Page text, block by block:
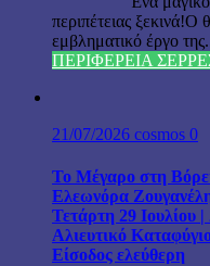
περιπέτειας
εμβληματικό έργο
ΠΕΡΙΦΕΡΕΙΑ
21/07/2026 cosmos 0
Το Μέγαρο στη
Ελεωνόρα
Τετάρτη 29 Ιουλίου
Αλιευτικό
Είσοδος ελεύθερη